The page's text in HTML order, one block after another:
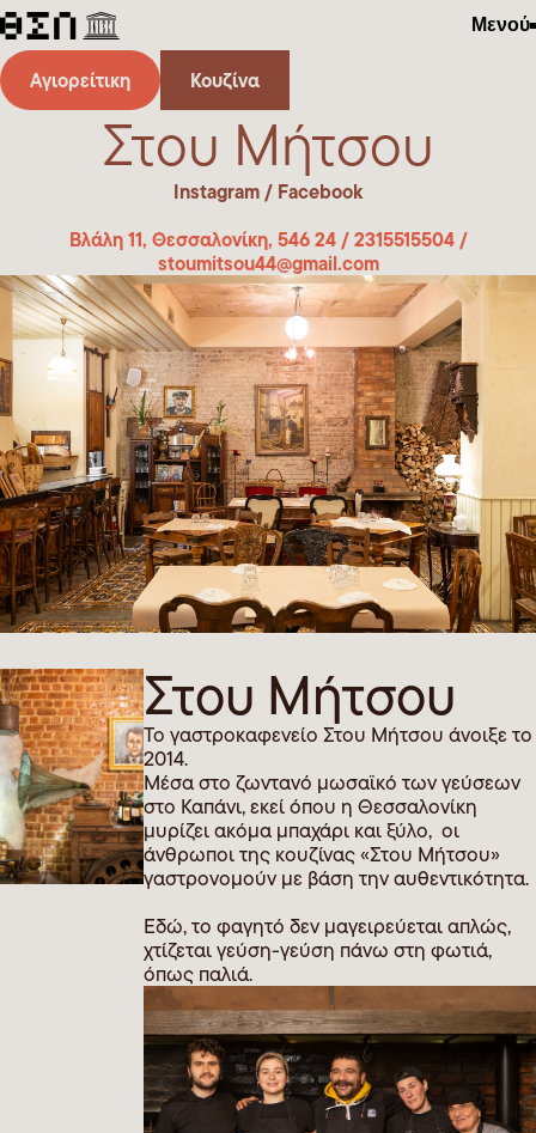
Μενού
Αγιορείτικη Κουζίνα
Στου Μήτσου
Instagram/ Facebook
Βλάλη 11, Θεσσαλονίκη, 546 24/2315515504/
stoumitsou44@gmail.com
Στου Μήτσου
Το γαστροκαφενείο Στου Μήτσου άνοιξε το
2014.
Μέσα στο ζωντανό μωσαϊκό των γεύσεων
στο Καπάνι, εκεί όπου η Θεσσαλονίκη
μυρίζει ακόμα μπαχάρι και ξύλο, οι
άνθρωποι της κουζίνας «Στου Μήτσου»
γαστρονομούν με βάση την αυθεντικότητα.
Εδώ, το φαγητό δεν μαγειρεύεται απλώς,
χτίζεται γεύση-γεύση πάνω στη φωτιά,
όπως παλιά.